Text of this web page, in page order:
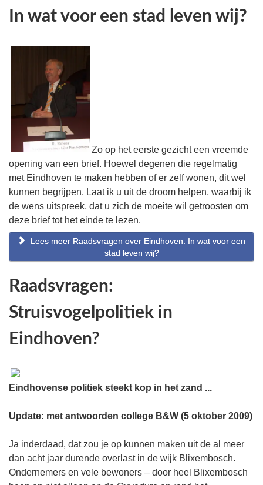
In wat voor een stad leven wij?
Zo op het eerste gezicht een vreemde
opening van een brief. Hoewel degenen die regelmatig
met Eindhoven te maken hebben of er zelf wonen, dit wel
kunnen begrijpen. Laat ik u uit de droom helpen, waarbij ik
de wens uitspreek, dat u zich de moeite wil getroosten om
deze brief tot het einde te lezen.
Lees meer Raadsvragen over Eindhoven. In wat voor een
stad leven wij?
Raadsvragen:
Struisvogelpolitiek in
Eindhoven?
Eindhovense politiek steekt kop in het zand ...
Update: met antwoorden college B&W (5 oktober 2009)
Ja inderdaad, dat zou je op kunnen maken uit de al meer
dan acht jaar durende overlast in de wijk Blixembosch.
Ondernemers en vele bewoners – door heel Blixembosch